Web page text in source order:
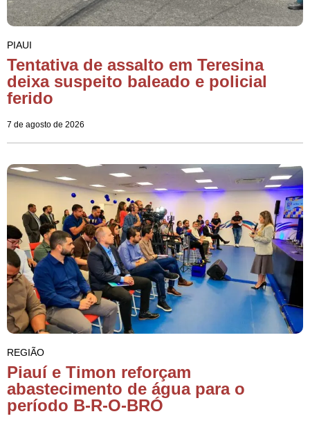
PIAUI
Tentativa de assalto em Teresina
deixa suspeito baleado e policial
ferido
7 de agosto de 2026
REGIÃO
Piauí e Timon reforçam
abastecimento de água para o
período B-R-O-BRÓ